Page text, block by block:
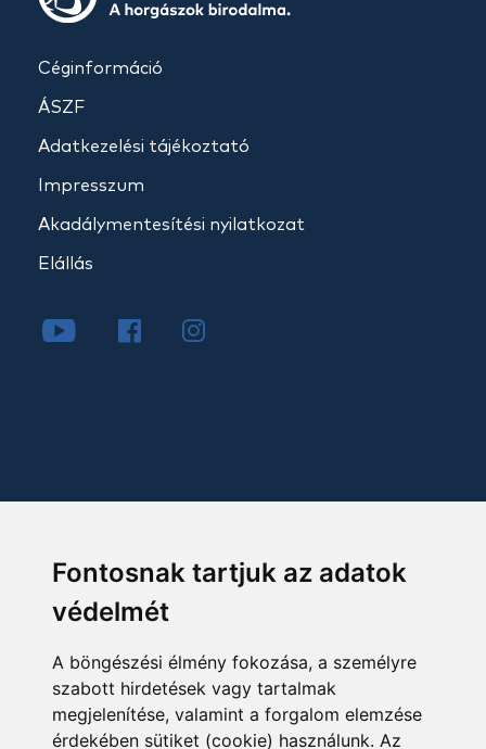
Fontosnak tartjuk az adatok
védelmét
A böngészési élmény fokozása, a személyre
szabott hirdetések vagy tartalmak
megjelenítése, valamint a forgalom elemzése
érdekében sütiket (cookie) használunk. Az
Céginformáció
ÁSZF
Adatkezelési tájékoztató
Impresszum
Akadálymentesítési nyilatkozat
Elállás